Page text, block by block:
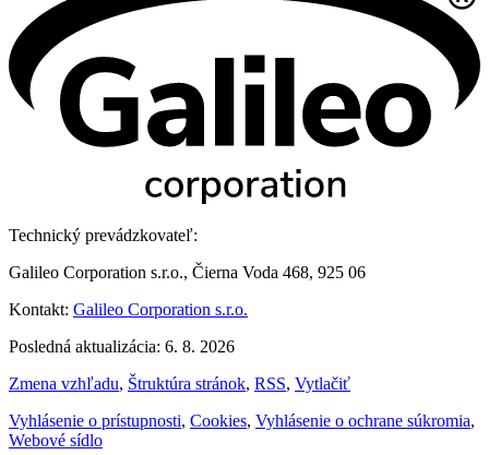
Technický prevádzkovateľ:
Galileo Corporation s.r.o., Čierna Voda 468, 925 06
Kontakt: Galileo Corporation s.r.o.
Posledná aktualizácia: 6. 8. 2026
Zmena vzhľadu, Štruktúra stránok, RSS, Vytlačiť
Vyhlásenie o prístupnosti, Cookies, Vyhlásenie o ochrane súkromia,
Webové sídlo